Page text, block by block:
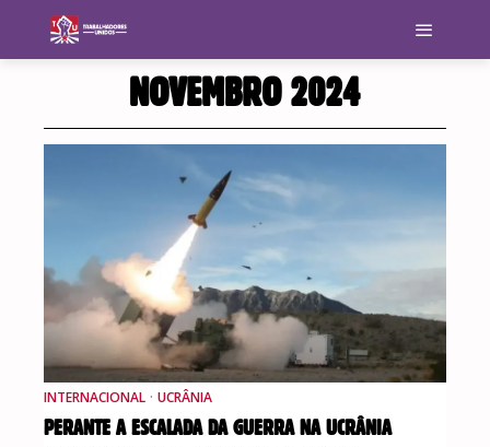
NOVEMBRO 2024
INTERNACIONAL · UCRÂNIA
PERANTE A ESCALADA DA GUERRA NA UCRÂNIA